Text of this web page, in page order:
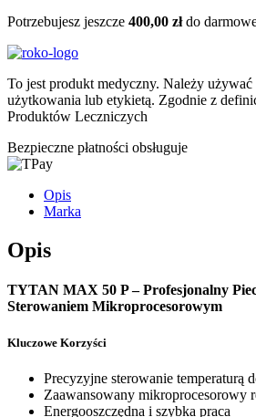
Potrzebujesz jeszcze 400,00 złdo
To jest produkt medyczny. Należy używać
użytkowania lub etykietą. Zgodnie z
Produktów Leczniczych
Bezpieczne płatności obsługuje
Opis
Marka
Opis
TYTAN MAX 50 P – Profesjonalny
Sterowaniem Mikroprocesorowym
Kluczowe Korzyści
Precyzyjne sterowanie temperaturą
Zaawansowany mikroprocesorowy
Energooszczędna i szybka praca